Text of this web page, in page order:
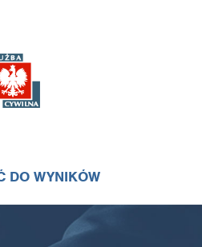
DO WYNIKÓW